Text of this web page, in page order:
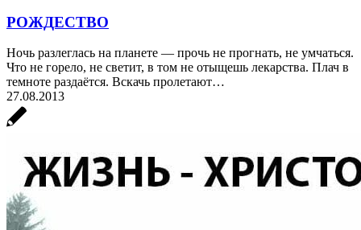
РОЖДЕСТВО
Ночь разлеглась на планете — прочь не прогнать, не умчаться.
Что не горело, не светит, в том не отыщешь лекарства. Плач в
темноте раздаётся. Вскачь пролетают…
27.08.2013